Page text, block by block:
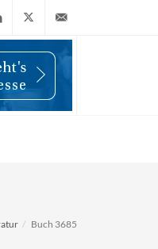
X
(Twitter)
info@wiwi-
Buch 3685